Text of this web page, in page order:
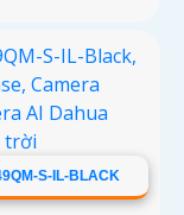
S-IL-BLACK